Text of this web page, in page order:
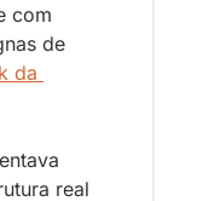
com
de
da
real